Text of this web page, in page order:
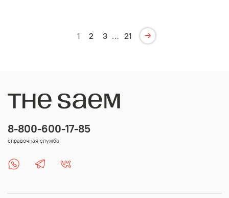
1 2 3 … 21
8-800-600-17-85
справочная служба